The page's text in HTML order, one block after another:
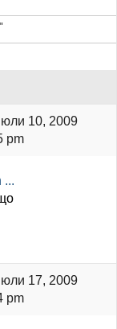
юли 10, 2009
pm
...
юли 17, 2009
pm